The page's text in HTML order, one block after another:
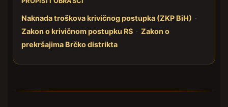
Naknada troškova krivičnog postupka (ZKP BiH) ·
Zakon o krivičnom postupku RS · Zakon o
prekršajima Brčko distrikta